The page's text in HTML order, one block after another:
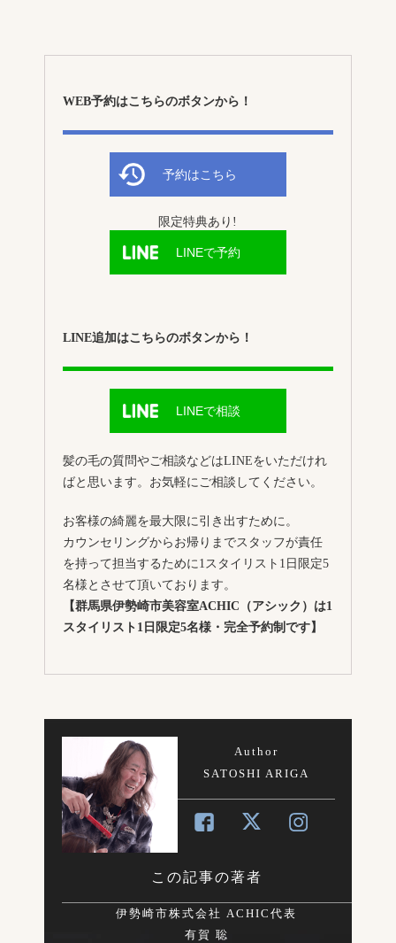
WEB予約はこちらのボタンから！
予約はこちら
限定特典あり!
LINEで予約
LINE追加はこちらのボタンから！
LINEで相談
髪の毛の質問やご相談などはLINEをいただけれ
ばと思います。お気軽にご相談してください。
お客様の綺麗を最大限に引き出すために。
カウンセリングからお帰りまでスタッフが責任
を持って担当するために1スタイリスト1日限定5
名様とさせて頂いております。
【群馬県伊勢崎市美容室ACHIC（アシック）は1
スタイリスト1日限定5名様・完全予約制です】
Author
SATOSHI ARIGA
この記事の著者
伊勢崎市株式会社 ACHIC代表
有賀 聡